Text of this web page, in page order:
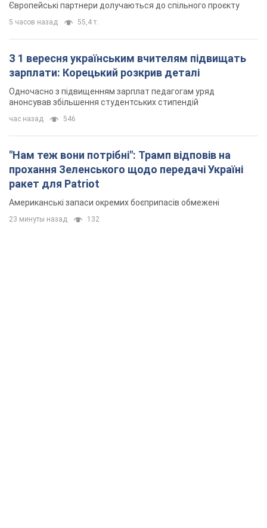
Європейські партнери долучаються до спільного проєкту
5 часов назад 55,4 т.
З 1 вересня українським вчителям підвищать
зарплати: Корецький розкрив деталі
Одночасно з підвищенням зарплат педагогам уряд
анонсував збільшення студентських стипендій
час назад 546
"Нам теж вони потрібні": Трамп відповів на
прохання Зеленського щодо передачі Україні
ракет для Patriot
Американські запаси окремих боєприпасів обмежені
23 минуты назад 132